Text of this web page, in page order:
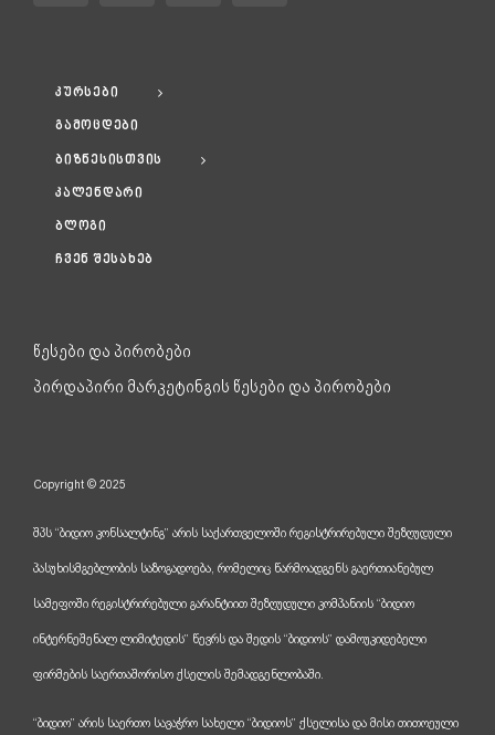
კურსები
გამოცდები
ბიზნესისთვის
კალენდარი
ბლოგი
ჩვენ შესახებ
წესები და პირობები
პირდაპირი მარკეტინგის წესები და პირობები
Copyright © 2025
შპს “ბიდიო კონსალტინგ” არის საქართველოში რეგისტრირებული შეზღუდული
პასუხისმგებლობის საზოგადოება, რომელიც წარმოადგენს გაერთიანებულ
სამეფოში რეგისტრირებული გარანტიით შეზღუდული კომპანიის “ბიდიო
ინტერნეშენალ ლიმიტედის” წევრს და შედის “ბიდიოს” დამოუკიდებელი
ფირმების საერთაშორისო ქსელის შემადგენლობაში.
“ბიდიო” არის საერთო სავაჭრო სახელი “ბიდიოს” ქსელისა და მისი თითოეული